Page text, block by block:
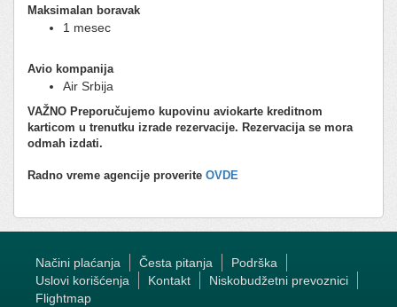
Maksimalan boravak
1 mesec
Avio kompanija
Air Srbija
VAŽNO Preporučujemo kupovinu aviokarte kreditnom
karticom u trenutku izrade rezervacije. Rezervacija se mora
odmah izdati.
Radno vreme agencije proverite OVDE
Načini plaćanja Česta pitanja
Podrška
Uslovi korišćenja
Kontakt
Niskobudžetni prevoznici
Flightmap